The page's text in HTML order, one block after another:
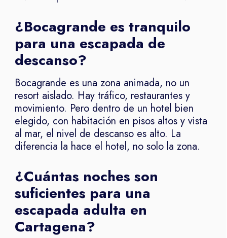
¿Bocagrande es tranquilo
para una escapada de
descanso?
Bocagrande es una zona animada, no un
resort aislado. Hay tráfico, restaurantes y
movimiento. Pero dentro de un hotel bien
elegido, con habitación en pisos altos y vista
al mar, el nivel de descanso es alto. La
diferencia la hace el hotel, no solo la zona.
¿Cuántas noches son
suficientes para una
escapada adulta en
Cartagena?